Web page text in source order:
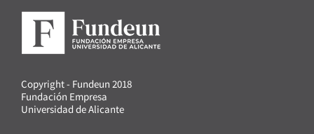
Copyright - Fundeun 2018
Fundación Empresa
Universidad de Alicante